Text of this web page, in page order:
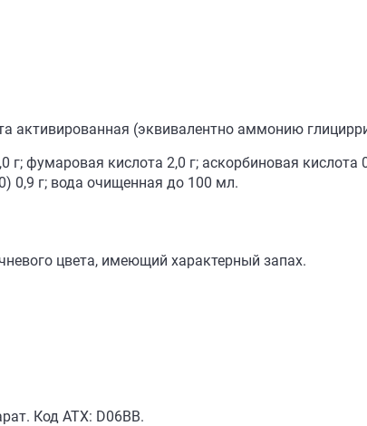
активированная (эквивалентно аммонию
фумаровая кислота 2,0 г; аскорбиновая кислота
0,9 г; вода очищенная до 100 мл.
цвета, имеющий характерный запах.
Код АТХ: D06BB.